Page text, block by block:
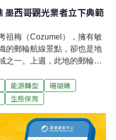
墨西哥觀光業者立下典範
祖梅（Cozumel），擁有敏
的郵輪航線景點，卻也是地
之一。上週，此地的郵輪業
地每日上萬遊客對珊瑚礁生
美洲珊瑚礁旅遊計畫」
的環境教育，讓他們意識到
玳瑁和珊瑚礁都處於瀕危狀
能源轉型
珊瑚礁
生態保育